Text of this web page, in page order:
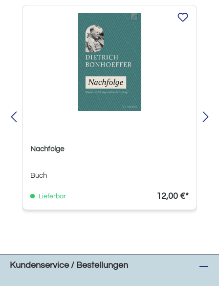
Produktgalerie überspringen
Nachfolge
Buch
Lieferbar 12,00 €*
Kundenservice / Bestellungen